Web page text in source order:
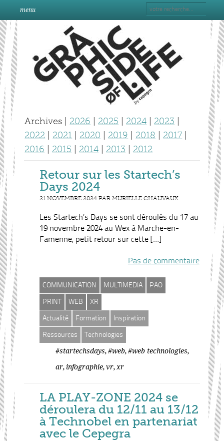
menu
Archives | 2026 2025 2024 2023
2022
2021 2020 2019 2018 2017
2016
2015 2014 2013 2012
Retour sur les Startech’s
Days 2024
21 NOVEMBRE 2024 PAR MURIELLE CHAUVAUX
Les Startech’s Days se sont déroulés du 17 au
19 novembre 2024 au Wex à Marche-en-
Famenne, petit retour sur cette […]
Pas de commentaire
COMMUNICATION MULTIMEDIA PAO
PRINT WEB XR
Actualité Formation Inspiration
Ressources Technologies
#startechsdays, #web, #web technologies,
ar, infographie, vr, xr
LA PLAY-ZONE 2024 se
déroulera du 12/11 au 13/12
à Technobel en partenariat
avec le Cepegra